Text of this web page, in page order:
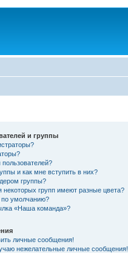
и группы
пользователей?
и как мне вступить в них?
группы?
некоторых групп имеют разные цвета?
по умолчанию?
«Наша команда»?
личные сообщения!
нежелательные личные сообщения!